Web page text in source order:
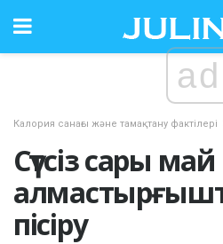
ad
Калория санағы және тамақтану фактілері
Сүтсіз сары май
пісіру